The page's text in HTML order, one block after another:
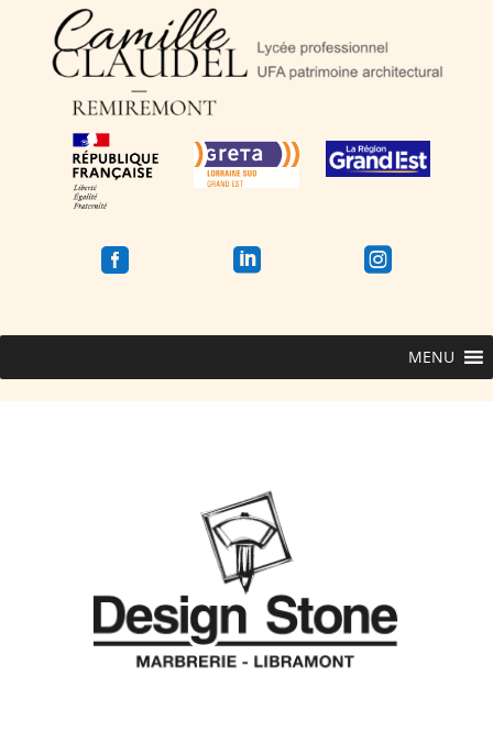
  
MENU